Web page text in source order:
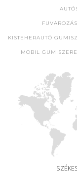
KISTEHERAUTÓ
MOBIL